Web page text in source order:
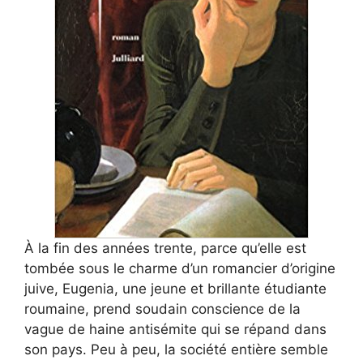
À la fin des années trente, parce qu’elle est
tombée sous le charme d’un romancier d’origine
juive, Eugenia, une jeune et brillante étudiante
roumaine, prend soudain conscience de la
vague de haine antisémite qui se répand dans
son pays. Peu à peu, la société entière semble